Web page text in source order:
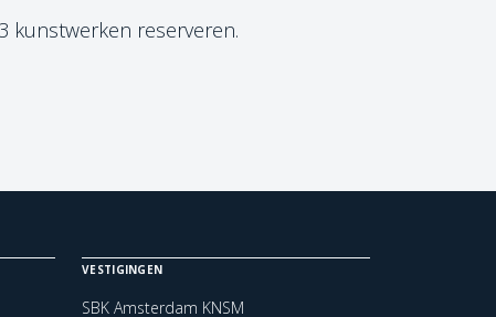
kunstwerken reserveren.
VESTIGINGEN
SBK Amsterdam KNSM